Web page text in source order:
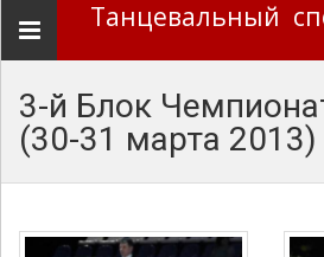
НавигацияТанцевальный
3-й Блок
(30-31 марта 2013)